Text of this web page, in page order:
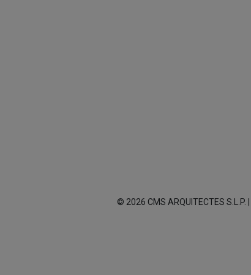
© 2026 CMS ARQUITECTES S.L.P. |